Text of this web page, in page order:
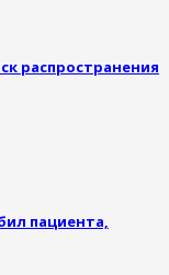
распространения
пациента,